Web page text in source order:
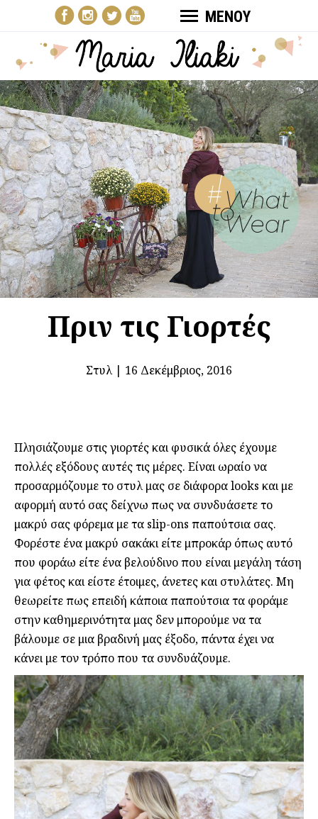
ΜΕΝΟΥ
Πριν τις Γιορτές
Στυλ| 16 Δεκέμβριος, 2016
Πλησιάζουμε στις γιορτές και φυσικά όλες έχουμε
πολλές εξόδους αυτές τις μέρες. Είναι ωραίο να
προσαρμόζουμε το στυλ μας σε διάφορα looks και με
αφορμή αυτό σας δείχνω πως να συνδυάσετε το
μακρύ σας φόρεμα με τα slip-ons παπούτσια σας.
Φορέστε ένα μακρύ σακάκι είτε μπροκάρ όπως αυτό
που φοράω είτε ένα βελούδινο που είναι μεγάλη τάση
για φέτος και είστε έτοιμες, άνετες και στυλάτες. Μη
θεωρείτε πως επειδή κάποια παπούτσια τα φοράμε
στην καθημερινότητα μας δεν μπορούμε να τα
βάλουμε σε μια βραδινή μας έξοδο, πάντα έχει να
κάνει με τον τρόπο που τα συνδυάζουμε.